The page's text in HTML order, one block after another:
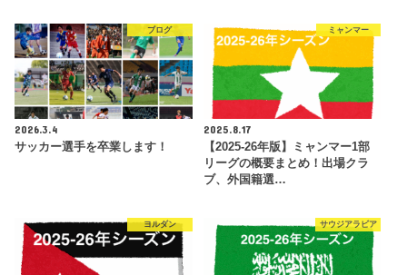
ブログ
2026.3.4
サッカー選手を卒業します！
ミャンマー
2025.8.17
【2025-26年版】ミャンマー1部
リーグの概要まとめ！出場クラ
ブ、外国籍選…
ヨルダン サウジアラビア